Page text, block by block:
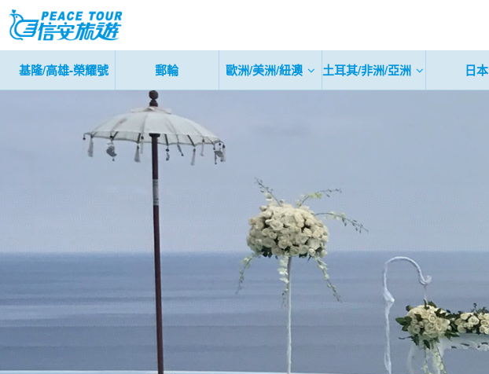
基隆/高雄-榮耀號 郵輪 歐洲/美洲/紐澳 土耳其/非洲/亞洲 日本